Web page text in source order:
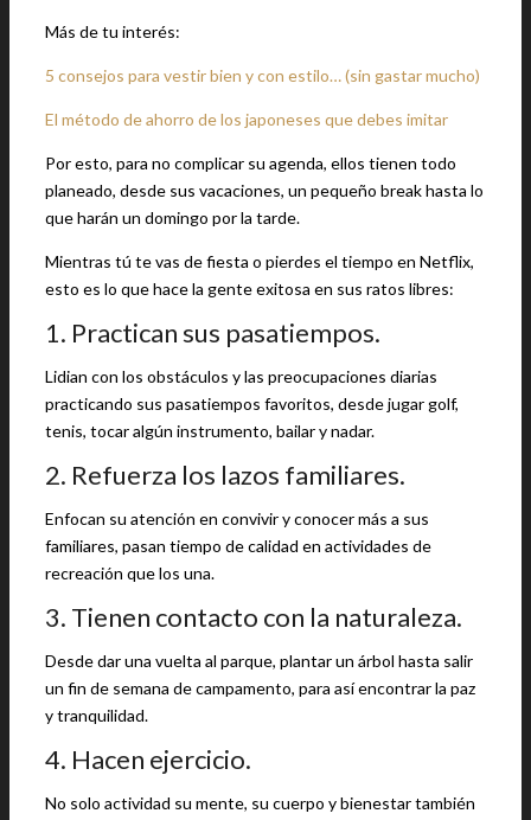
Más de tu interés:
5 consejos para vestir bien y con estilo… (sin gastar mucho)
El método de ahorro de los japoneses que debes imitar
Por esto, para no complicar su agenda, ellos tienen todo
planeado, desde sus vacaciones, un pequeño break hasta lo
que harán un domingo por la tarde.
Mientras tú te vas de fiesta o pierdes el tiempo en Netflix,
esto es lo que hace la gente exitosa en sus ratos libres:
1. Practican sus pasatiempos.
Lidian con los obstáculos y las preocupaciones diarias
practicando sus pasatiempos favoritos, desde jugar golf,
tenis, tocar algún instrumento, bailar y nadar.
2. Refuerza los lazos familiares.
Enfocan su atención en convivir y conocer más a sus
familiares, pasan tiempo de calidad en actividades de
recreación que los una.
3. Tienen contacto con la naturaleza.
Desde dar una vuelta al parque, plantar un árbol hasta salir
un fin de semana de campamento, para así encontrar la paz
y tranquilidad.
4. Hacen ejercicio.
No solo actividad su mente, su cuerpo y bienestar también